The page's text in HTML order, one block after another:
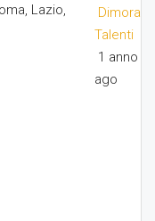
Lazio,
Dimora
Talenti
1 anno
ago